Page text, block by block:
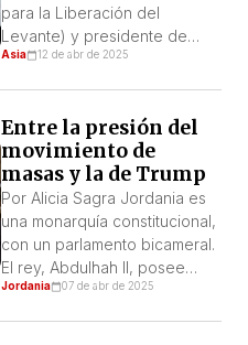
para la Liberación del
Levante) y presidente de
Siria luego del derrocamiento
comandante de las FDS
(Fuerzas Democráticas de
Siria), la fuerza armada de los
kurdos en Siria. En esa
reunión se establecieron las
bases de […]
Asia 12 de abr de 2025
Entre la presión del
movimiento de
masas y la de Trump
Por Alicia Sagra Jordania es
una monarquía constitucional,
con un parlamento bicameral.
El rey, Abdulhah II, posee
amplios poderes. Entre ellos
Jordania 07 de abr de 2025